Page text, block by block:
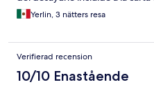
Yerlin, 3 nätters resa
Verifierad recension
10/10 Enastående